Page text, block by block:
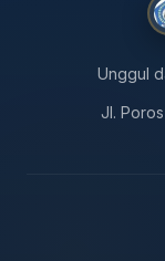
Unggul
Jl.